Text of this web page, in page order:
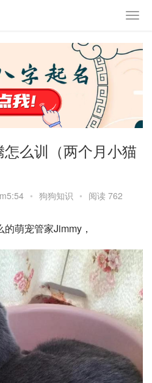
么训（两个月小猫
• 狗狗知识 • 阅读 762
萌宠管家Jimmy，